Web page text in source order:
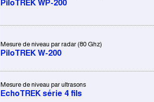
PiloTREK WP-200
Mesure de niveau par radar (80 Ghz)
PiloTREK W-200
Mesure de niveau par ultrasons
EchoTREK série 4 fils